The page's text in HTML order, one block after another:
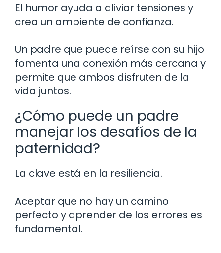
El humor ayuda a aliviar tensiones y
crea un ambiente de confianza.
Un padre que puede reírse con su hijo
fomenta una conexión más cercana y
permite que ambos disfruten de la
vida juntos.
¿Cómo puede un padre
manejar los desafíos de la
paternidad?
La clave está en la resiliencia.
Aceptar que no hay un camino
perfecto y aprender de los errores es
fundamental.